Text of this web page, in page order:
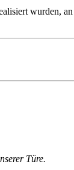
wurden,
Türe.